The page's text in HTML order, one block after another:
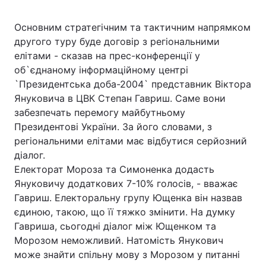
Основним стратегічним та тактичним напрямком
другого туру буде договір з регіональними
елітами - сказав на прес-конференції у
об`єднаному інформаційному центрі
`Президентська доба-2004` представник Віктора
Януковича в ЦВК Степан Гавриш. Саме вони
забезпечать перемогу майбутньому
Президентові України. За його словами, з
регіональними елітами має відбутися серйозний
діалог.
Електорат Мороза та Симоненка додасть
Януковичу додаткових 7-10% голосів, - вважає
Гавриш. Електоральну групу Ющенка він назвав
єдиною, такою, що її тяжко змінити. На думку
Гавриша, сьогодні діалог між Ющенком та
Морозом неможливий. Натомість Янукович
може знайти спільну мову з Морозом у питанні